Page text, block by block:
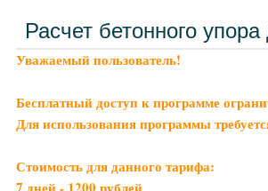
Расчет бетонного
Уважаемый пользователь!
Бесплатный доступ к программе
Для использования программы
Стоимость для данного тарифа:
7 дней - 1200 рублей